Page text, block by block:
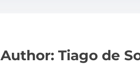
Author: Tiago de